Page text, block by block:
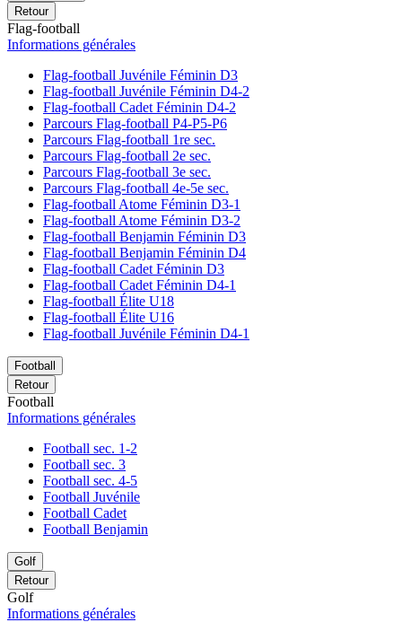
Retour
Flag-football
Informations générales
Flag-football Juvénile Féminin D3
Flag-football Juvénile Féminin D4-2
Flag-football Cadet Féminin D4-2
Parcours Flag-football P4-P5-P6
Parcours Flag-football 1re sec.
Parcours Flag-football 2e sec.
Parcours Flag-football 3e sec.
Parcours Flag-football 4e-5e sec.
Flag-football Atome Féminin D3-1
Flag-football Atome Féminin D3-2
Flag-football Benjamin Féminin D3
Flag-football Benjamin Féminin D4
Flag-football Cadet Féminin D3
Flag-football Cadet Féminin D4-1
Flag-football Élite U18
Flag-football Élite U16
Flag-football Juvénile Féminin D4-1
Football
Retour
Football
Informations générales
Football sec. 1-2
Football sec. 3
Football sec. 4-5
Football Juvénile
Football Cadet
Football Benjamin
Golf
Retour
Golf
Informations générales